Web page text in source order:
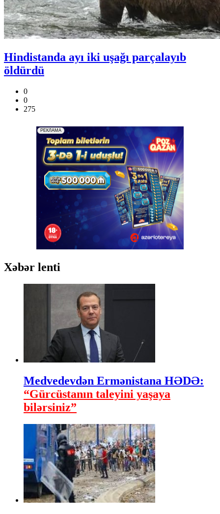
Hindistanda ayı iki uşağı parçalayıb
öldürdü
0
0
275
Xəbər lenti
Medvedevdən Ermənistana HƏDƏ:
“Gürcüstanın taleyini yaşaya
bilərsiniz”